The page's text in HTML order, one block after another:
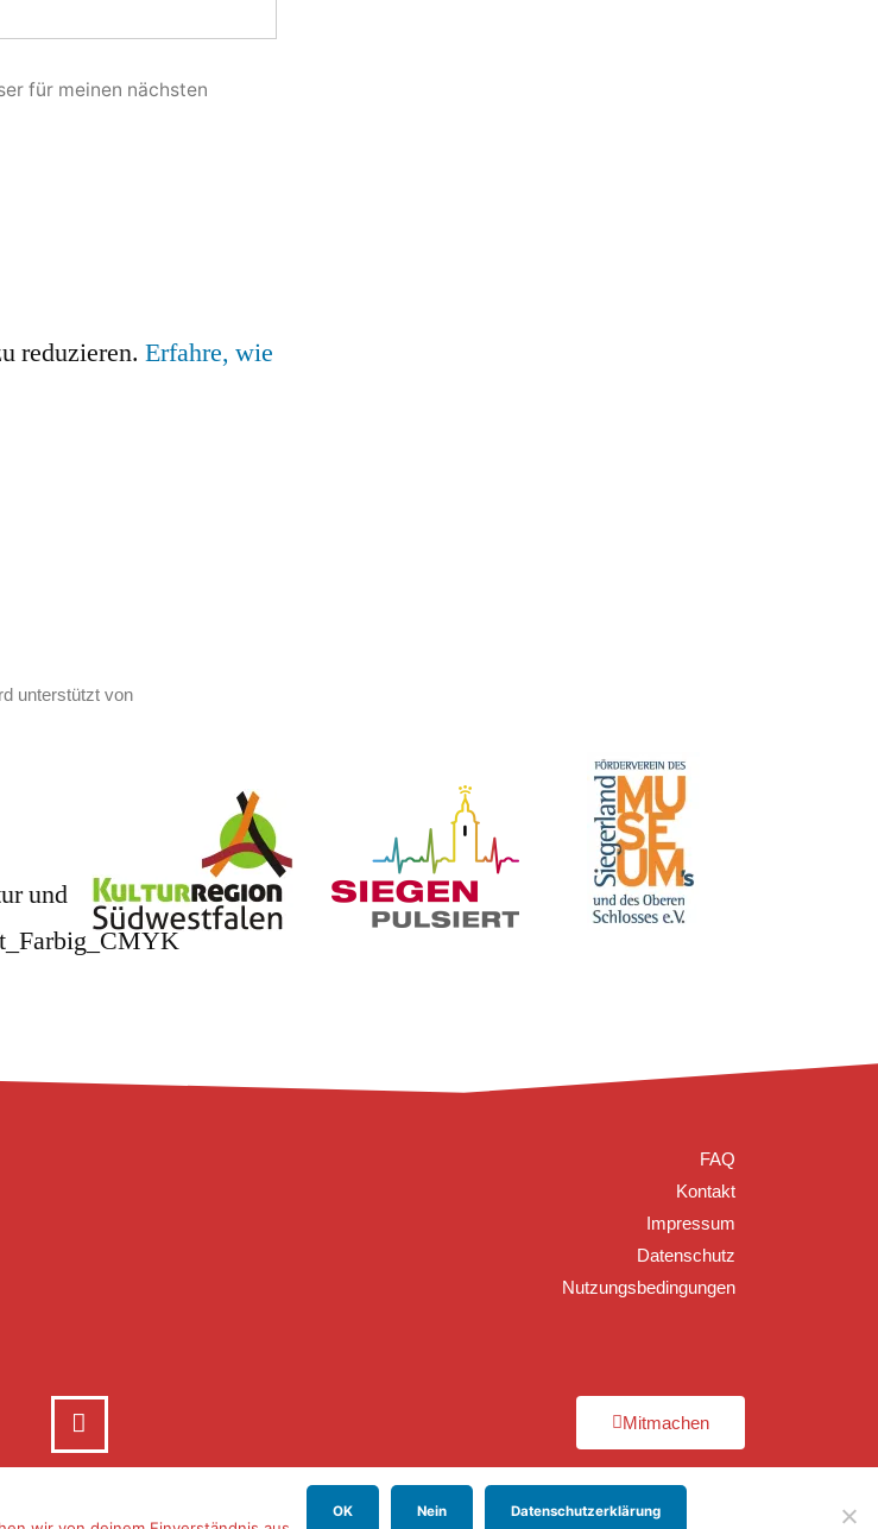
für meinen nächsten
reduzieren.Erfahre, wie
unterstützt von
FAQ
Kontakt
Impressum
Datenschutz
Nutzungsbedingungen
Mitmachen
OK Nein Datenschutzerklärung